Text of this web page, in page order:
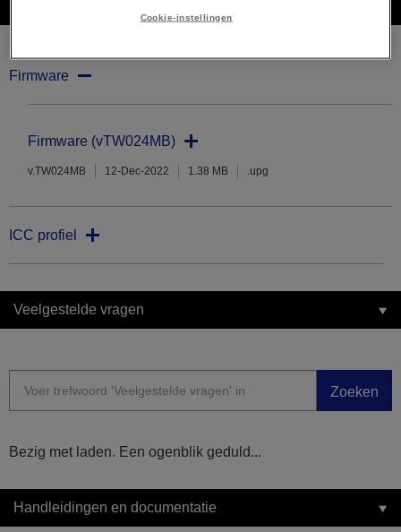
Firmware
Firmware (vTW024MB)
v.TW024MB 12-Dec-2022 1.38 MB .upg
ICC profiel
Veelgestelde vragen
Zoeken
Bezig met laden. Een ogenblik geduld...
Handleidingen en documentatie
Cookie-instellingen